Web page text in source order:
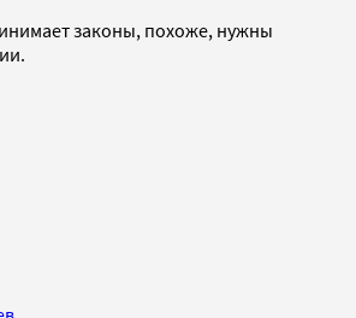
законы, похоже, нужны